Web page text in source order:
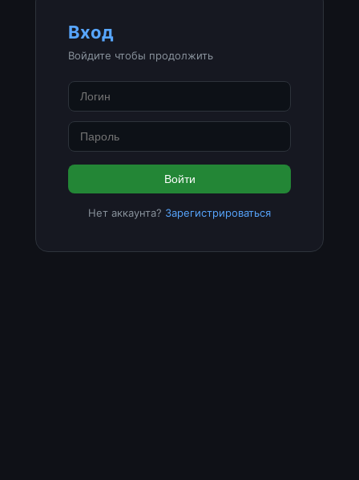
Вход
Войдите чтобы продолжить
Войти
Нет аккаунта? Зарегистрироваться